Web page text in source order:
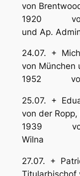
von
1920
und Ap.
24.07. +
von
1952
25.07. +
von der
1939
Wilna
27.07. +